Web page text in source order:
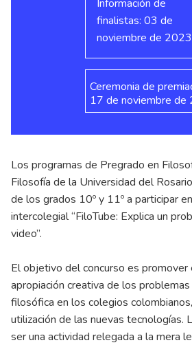
Información de
finalistas: 03 de
noviembre de 2023
Ceremonia de
17 de noviembre de
Los programas de Pregrado en
Filosofía de la Universidad del
de los grados 10º y 11º a participar
intercolegial “FiloTube: Explica un
video”.
El objetivo del concurso es promover
apropiación creativa de los
filosófica en los colegios
utilización de las nuevas tecnologías.
ser una actividad relegada a la mera